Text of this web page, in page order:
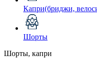
Капри(бриджи,
Шорты
Шорты, капри